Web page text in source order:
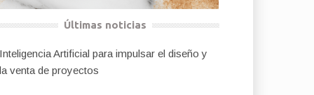
Últimas noticias
Inteligencia Artificial para impulsar el diseño y
la venta de proyectos